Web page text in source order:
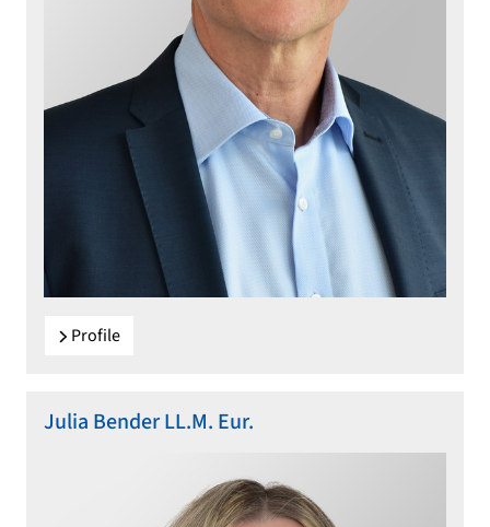
Profile
Julia Bender LL.M. Eur.